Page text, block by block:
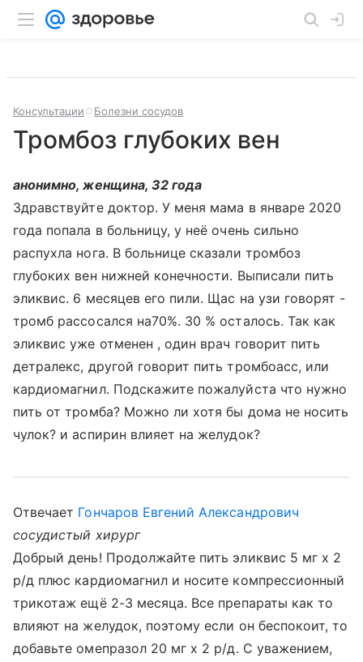
Консультации Болезни сосудов
Тромбоз глубоких вен
анонимно, женщина, 32 года
Здравствуйте доктор. У меня мама в январе 2020
года попала в больницу, у неё очень сильно
распухла нога. В больнице сказали тромбоз
глубоких вен нижней конечности. Выписали пить
эликвис. 6 месяцев его пили. Щас на узи говорят -
тромб рассосался на70%. 30 % осталось. Так как
эликвис уже отменен , один врач говорит пить
детралекс, другой говорит пить тромбоасс, или
кардиомагнил. Подскажите пожалуйста что нужно
пить от тромба? Можно ли хотя бы дома не носить
чулок? и аспирин влияет на желудок?
Отвечает Гончаров Евгений Александрович
сосудистый хирург
Добрый день! Продолжайте пить эликвис 5 мг х 2
р/д плюс кардиомагнил и носите компрессионный
трикотаж ещё 2-3 месяца. Все препараты как то
влияют на желудок, поэтому если он беспокоит, то
добавьте омепразол 20 мг х 2 р/д. С уважением,